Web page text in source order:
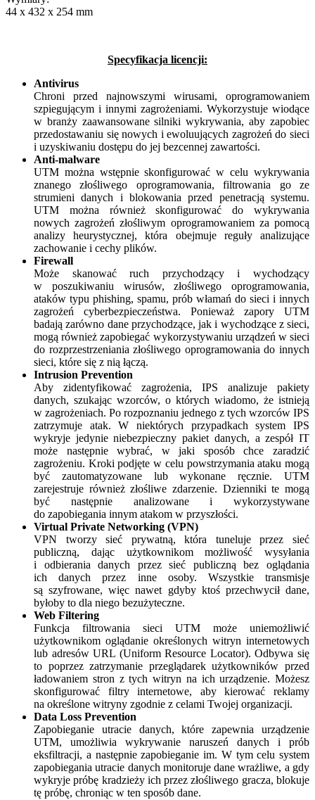
44 x 432 x 254 mm
Specyfikacja licencji:
Antivirus
Chroni przed najnowszymi wirusami, oprogramowaniem
szpiegującym i innymi zagrożeniami. Wykorzystuje wiodące
w branży zaawansowane silniki wykrywania, aby zapobiec
przedostawaniu się nowych i ewoluujących zagrożeń do sieci
i uzyskiwaniu dostępu do jej bezcennej zawartości.
Anti-malware
UTM można wstępnie skonfigurować w celu wykrywania
znanego złośliwego oprogramowania, filtrowania go ze
strumieni danych i blokowania przed penetracją systemu.
UTM można również skonfigurować do wykrywania
nowych zagrożeń złośliwym oprogramowaniem za pomocą
analizy heurystycznej, która obejmuje reguły analizujące
zachowanie i cechy plików.
Firewall
Może skanować ruch przychodzący i wychodzący
w poszukiwaniu wirusów, złośliwego oprogramowania,
ataków typu phishing, spamu, prób włamań do sieci i innych
zagrożeń cyberbezpieczeństwa. Ponieważ zapory UTM
badają zarówno dane przychodzące, jak i wychodzące z sieci,
mogą również zapobiegać wykorzystywaniu urządzeń w sieci
do rozprzestrzeniania złośliwego oprogramowania do innych
sieci, które się z nią łączą.
Intrusion Prevention
Aby zidentyfikować zagrożenia, IPS analizuje pakiety
danych, szukając wzorców, o których wiadomo, że istnieją
w zagrożeniach. Po rozpoznaniu jednego z tych wzorców IPS
zatrzymuje atak. W niektórych przypadkach system IPS
wykryje jedynie niebezpieczny pakiet danych, a zespół IT
może następnie wybrać, w jaki sposób chce zaradzić
zagrożeniu. Kroki podjęte w celu powstrzymania ataku mogą
być zautomatyzowane lub wykonane ręcznie. UTM
zarejestruje również złośliwe zdarzenie. Dzienniki te mogą
być następnie analizowane i wykorzystywane
do zapobiegania innym atakom w przyszłości.
Virtual Private Networking (VPN)
VPN tworzy sieć prywatną, która tuneluje przez sieć
publiczną, dając użytkownikom możliwość wysyłania
i odbierania danych przez sieć publiczną bez oglądania
ich danych przez inne osoby. Wszystkie transmisje
są szyfrowane, więc nawet gdyby ktoś przechwycił dane,
byłoby to dla niego bezużyteczne.
Web Filtering
Funkcja filtrowania sieci UTM może uniemożliwić
użytkownikom oglądanie określonych witryn internetowych
lub adresów URL (Uniform Resource Locator). Odbywa się
to poprzez zatrzymanie przeglądarek użytkowników przed
ładowaniem stron z tych witryn na ich urządzenie. Możesz
skonfigurować filtry internetowe, aby kierować reklamy
na określone witryny zgodnie z celami Twojej organizacji.
Data Loss Prevention
Zapobieganie utracie danych, które zapewnia urządzenie
UTM, umożliwia wykrywanie naruszeń danych i prób
eksfiltracji, a następnie zapobieganie im. W tym celu system
zapobiegania utracie danych monitoruje dane wrażliwe, a gdy
wykryje próbę kradzieży ich przez złośliwego gracza, blokuje
tę próbę, chroniąc w ten sposób dane.